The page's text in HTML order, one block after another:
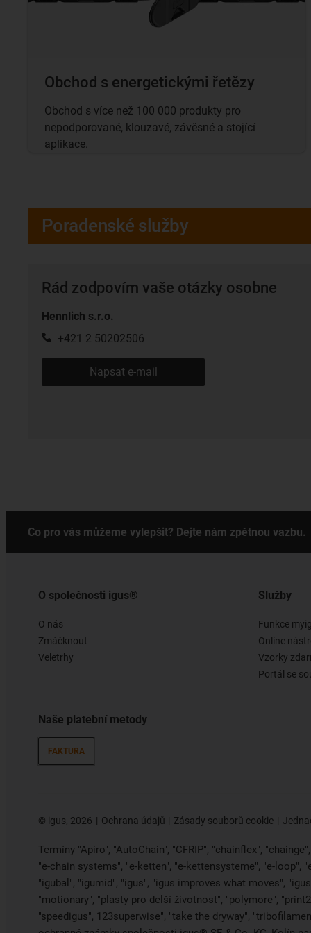
Obchod s energetickými řetězy
Obchod s více než 100 000 produkty pro
nepodporované, klouzavé, závěsné a stojící
aplikace.
Poradenské služby
Rád zodpovím vaše otázky osobne
Hennlich s.r.o.
+421 2 50202506
Napsat e-mail
Co pro vás můžeme vylepšit? Dejte nám zpětnou vazbu.
O společnosti igus®
O nás
Zmáčknout
Veletrhy
Naše platební metody
FAKTURA
Služby
Funkce
Online
Vzorky
Portál se
© igus, 2026 Ochrana údajů Zásady souborů cookie
Termíny "Apiro", "AutoChain", "CFRIP", "chainflex",
"e-chain systems", "e-ketten", "e-kettensysteme", "e-loop",
"igubal", "igumid", "igus", "igus improves what moves",
"motionary", "plasty pro delší životnost", "polymore",
"speedigus", 123superwise", "take the dryway",